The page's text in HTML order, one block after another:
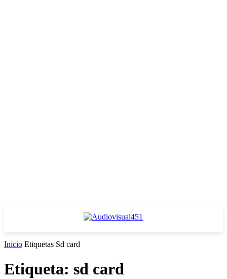
Inicio Etiquetas Sd card
Etiqueta: sd card